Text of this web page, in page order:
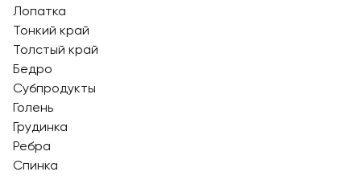
Лопатка
Тонкий край
Толстый край
Бедро
Субпродукты
Голень
Грудинка
Ребра
Спинка